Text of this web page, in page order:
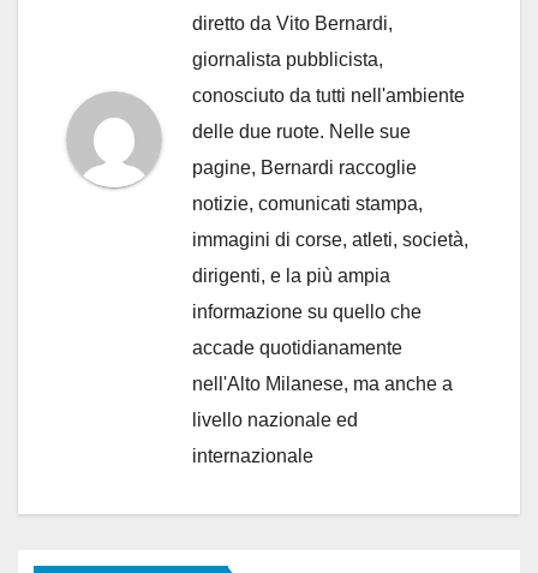
diretto da Vito Bernardi,
giornalista pubblicista,
conosciuto da tutti nell'ambiente
delle due ruote. Nelle sue
pagine, Bernardi raccoglie
notizie, comunicati stampa,
immagini di corse, atleti, società,
dirigenti, e la più ampia
informazione su quello che
accade quotidianamente
nell'Alto Milanese, ma anche a
livello nazionale ed
internazionale